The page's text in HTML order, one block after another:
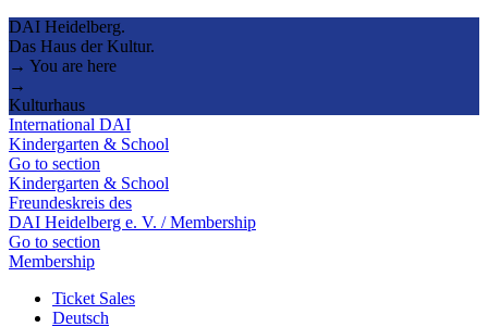
DAI Heidelberg.
Das Haus der Kultur.
→ You are here
→
Kulturhaus
International DAI
Kindergarten & School
Go to section
Kindergarten & School
Freundeskreis des
DAI Heidelberg e. V. / Membership
Go to section
Membership
Ticket Sales
Deutsch